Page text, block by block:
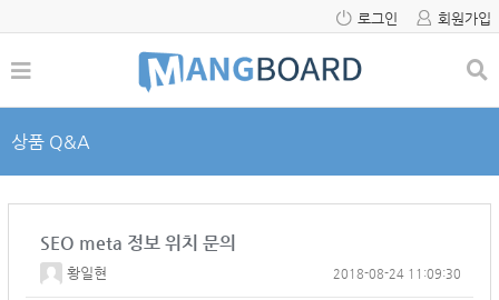
로그인 회원가입
상품 Q&A
SEO meta 정보 위치 문의
황일현 2018-08-24 11:09:30